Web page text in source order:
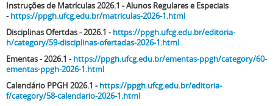
Instruções de Matrículas 2026.1 - Alunos Regulares e Especiais
-https://ppgh.ufcg.edu.br/matriculas-2026-1.html
Disciplinas Ofertdas - 2026.1 -https://ppgh.ufcg.edu.br/editoria-
h/category/59-disciplinas-ofertadas-2026-1.html
Ementas - 2026.1 -https://ppgh.ufcg.edu.br/ementas-ppgh/category/60-
ementas-ppgh-2026-1.html
Calendário PPGH 2026.1 -https://ppgh.ufcg.edu.br/editoria-
f/category/58-calendario-2026-1.html